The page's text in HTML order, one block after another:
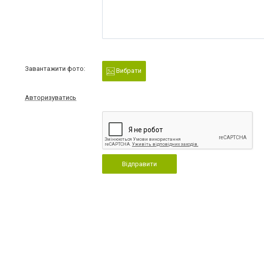
Завантажити фото: Вибрати
Авторизуватись
Відправити